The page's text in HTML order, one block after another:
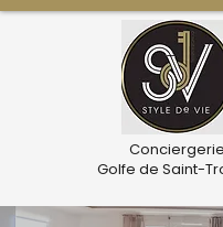
Conciergerie
Golfe de Saint-